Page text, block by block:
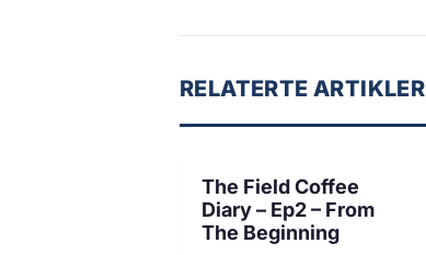
RELATERTE ARTIKLER
FLUEFISKE
1 min lesetid
The Field Coffee
Diary – Ep2 – From
The Beginning